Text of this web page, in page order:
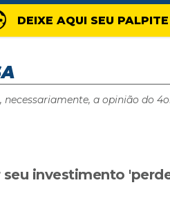
DEIXE AQUI SEU
necessariamente, a opinião do
investimento